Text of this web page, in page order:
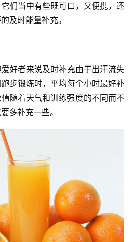
们当中有些既可口，又便携，还
及时能量补充。
好者来说及时补充由于出汗流失
步锻炼时，平均每个小时最好补
随着天气和训练强度的不同而不
多补充一些。